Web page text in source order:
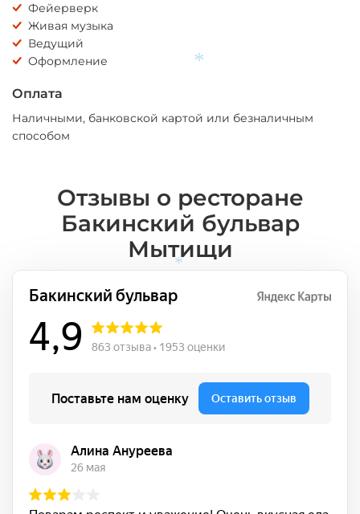
Фейерверк
Живая музыка
Ведущий
Оформление
Оплата
Наличными, банковской картой или безналичным
способом
Отзывы о ресторане
Бакинский бульвар
Мытищи
*
*